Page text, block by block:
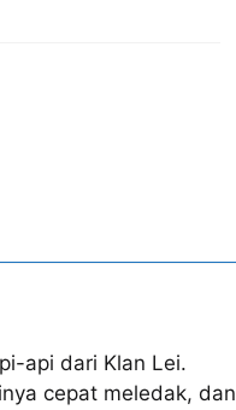
api dari Klan Lei.
cepat meledak, dan